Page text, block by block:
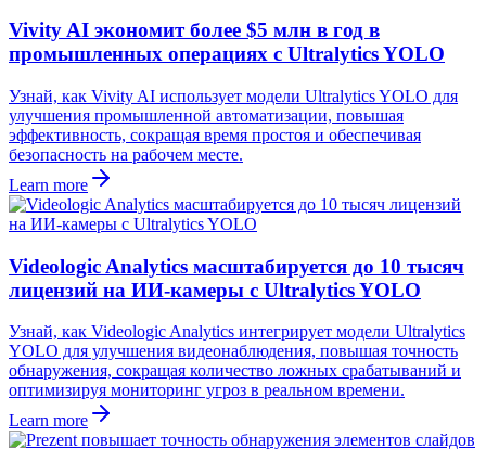
Vivity AI экономит более $5 млн в год в
промышленных операциях с Ultralytics YOLO
Узнай, как Vivity AI использует модели Ultralytics YOLO для
улучшения промышленной автоматизации, повышая
эффективность, сокращая время простоя и обеспечивая
безопасность на рабочем месте.
Learn more
Videologic Analytics масштабируется до 10 тысяч
лицензий на ИИ-камеры с Ultralytics YOLO
Узнай, как Videologic Analytics интегрирует модели Ultralytics
YOLO для улучшения видеонаблюдения, повышая точность
обнаружения, сокращая количество ложных срабатываний и
оптимизируя мониторинг угроз в реальном времени.
Learn more